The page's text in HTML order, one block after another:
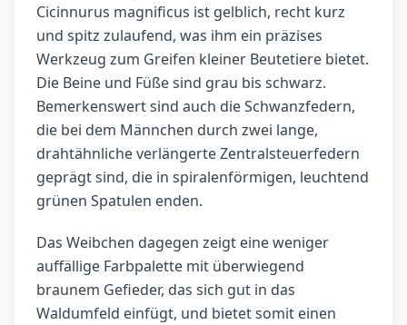
Cicinnurus magnificus ist gelblich, recht kurz
und spitz zulaufend, was ihm ein präzises
Werkzeug zum Greifen kleiner Beutetiere bietet.
Die Beine und Füße sind grau bis schwarz.
Bemerkenswert sind auch die Schwanzfedern,
die bei dem Männchen durch zwei lange,
drahtähnliche verlängerte Zentralsteuerfedern
geprägt sind, die in spiralenförmigen, leuchtend
grünen Spatulen enden.
Das Weibchen dagegen zeigt eine weniger
auffällige Farbpalette mit überwiegend
braunem Gefieder, das sich gut in das
Waldumfeld einfügt, und bietet somit einen